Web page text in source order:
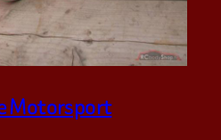
Motorsport